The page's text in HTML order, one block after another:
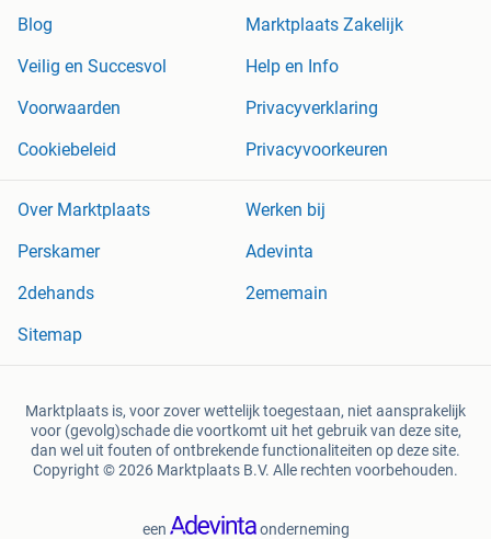
Blog
Marktplaats Zakelijk
Veilig en Succesvol
Help en Info
Voorwaarden
Privacyverklaring
Cookiebeleid
Privacyvoorkeuren
Over Marktplaats
Werken bij
Perskamer
Adevinta
2dehands
2ememain
Sitemap
Marktplaats is, voor zover wettelijk toegestaan, niet aansprakelijk
voor (gevolg)schade die voortkomt uit het gebruik van deze site,
dan wel uit fouten of ontbrekende functionaliteiten op deze site.
Copyright © 2026 Marktplaats B.V. Alle rechten voorbehouden.
een onderneming